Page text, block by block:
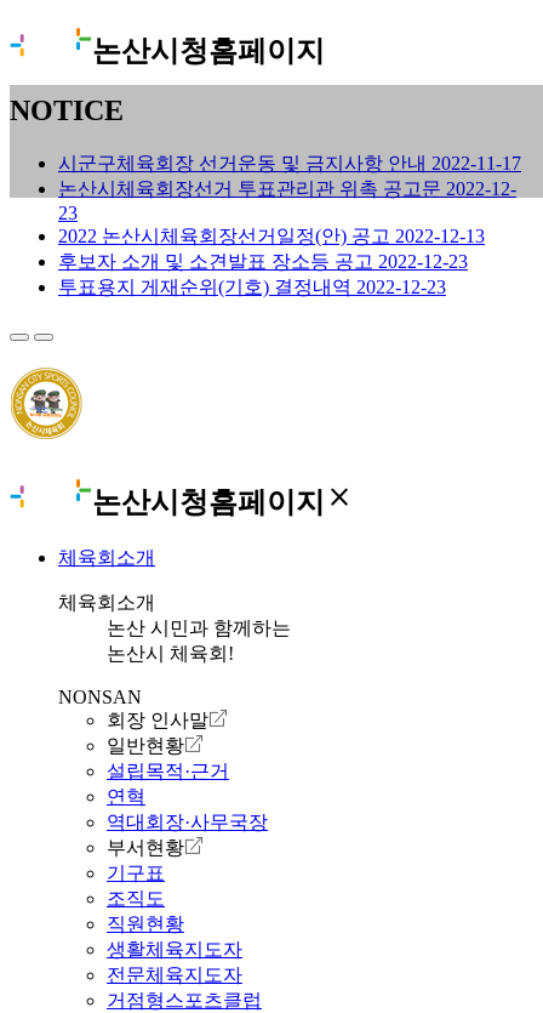
논산시청홈페이지
NOTICE
시군구체육회장 선거운동 및 금지사항 안내 2022-11-17
논산시체육회장선거 투표관리관 위촉 공고문 2022-12-
23
2022 논산시체육회장선거일정(안) 공고 2022-12-13
후보자 소개 및 소견발표 장소등 공고 2022-12-23
투표용지 게재순위(기호) 결정내역 2022-12-23
논산시청홈페이지 close
체육회소개
체육회소개
논산 시민과 함께하는
논산시 체육회!
NONSAN
회장 인사말
일반현황
설립목적·근거
연혁
역대회장·사무국장
부서현황
기구표
조직도
직원현황
생활체육지도자
전문체육지도자
거점형스포츠클럽